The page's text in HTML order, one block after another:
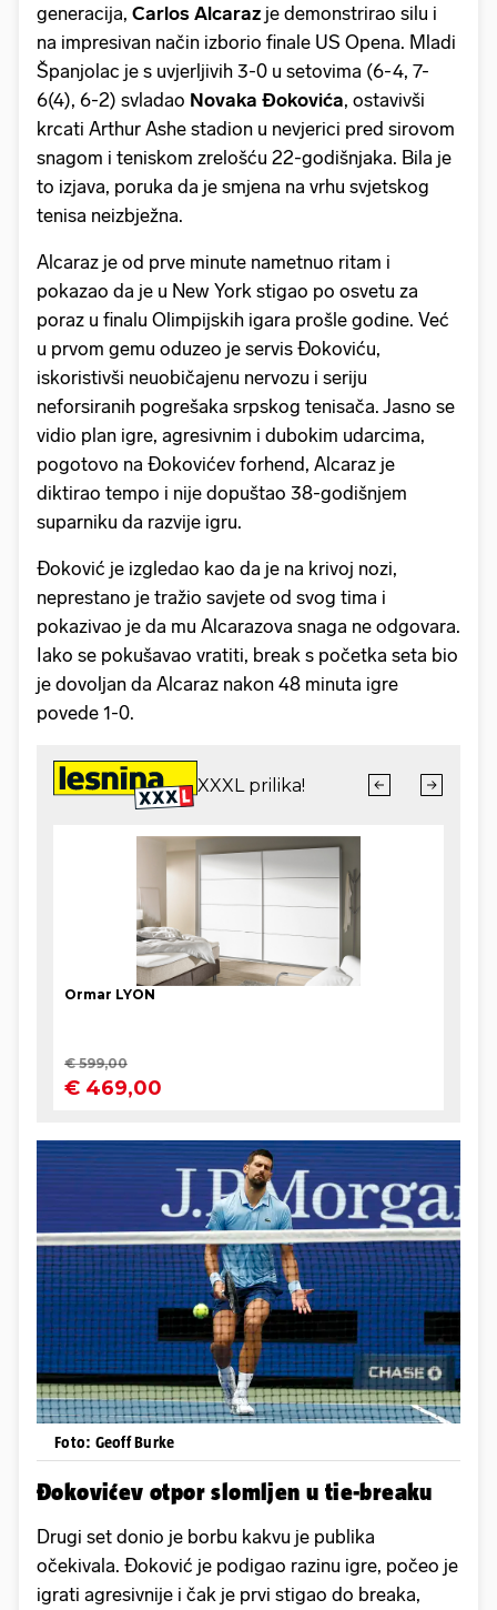
generacija, Carlos Alcaraz je demonstrirao silu i
na impresivan način izborio finale US Opena. Mladi
Španjolac je s uvjerljivih 3-0 u setovima (6-4, 7-
6(4), 6-2) svladao Novaka Đokovića, ostavivši
krcati Arthur Ashe stadion u nevjerici pred sirovom
snagom i teniskom zrelošću 22-godišnjaka. Bila je
to izjava, poruka da je smjena na vrhu svjetskog
tenisa neizbježna.
Alcaraz je od prve minute nametnuo ritam i
pokazao da je u New York stigao po osvetu za
poraz u finalu Olimpijskih igara prošle godine. Već
u prvom gemu oduzeo je servis Đokoviću,
iskoristivši neuobičajenu nervozu i seriju
neforsiranih pogrešaka srpskog tenisača. Jasno se
vidio plan igre, agresivnim i dubokim udarcima,
pogotovo na Đokovićev forhend, Alcaraz je
diktirao tempo i nije dopuštao 38-godišnjem
suparniku da razvije igru.
Đoković je izgledao kao da je na krivoj nozi,
neprestano je tražio savjete od svog tima i
pokazivao je da mu Alcarazova snaga ne odgovara.
Iako se pokušavao vratiti, break s početka seta bio
je dovoljan da Alcaraz nakon 48 minuta igre
povede 1-0.
Foto: Geoff Burke
Đokovićev otpor slomljen u tie-breaku
Drugi set donio je borbu kakvu je publika
očekivala. Đoković je podigao razinu igre, počeo je
igrati agresivnije i čak je prvi stigao do breaka,